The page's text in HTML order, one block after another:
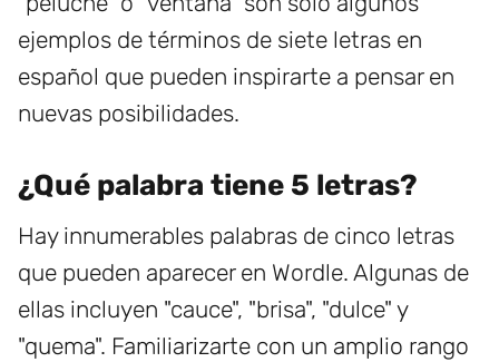
ejemplos de términos de siete letras en
español que pueden inspirarte a pensar en
nuevas posibilidades.
¿Qué palabra tiene 5 letras?
Hay innumerables palabras de cinco letras
que pueden aparecer en Wordle. Algunas de
ellas incluyen "cauce", "brisa", "dulce" y
"quema". Familiarizarte con un amplio rango